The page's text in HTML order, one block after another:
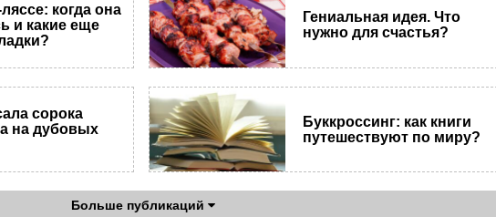
когда она
и какие еще
Гениальная идея. Что
нужно для счастья?
сорока
на дубовых
Буккроссинг: как книги
путешествуют по миру?
Больше публикаций